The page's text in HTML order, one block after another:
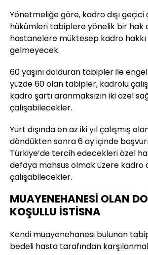
Yönetmeliğe göre, kadro dışı geçici
hükümleri tabiplere yönelik bir hak
hastanelere müktesep kadro hakkı
gelmeyecek.
60 yaşını dolduran tabipler ile
yüzde 60 olan tabipler, kadrolu
kadro şartı aranmaksızın iki özel
çalışabilecekler.
Yurt dışında en az iki yıl çalışmış
döndükten sonra 6 ay içinde
Türkiye’de tercih edecekleri özel
defaya mahsus olmak üzere kadro
çalışabilecekler.
MUAYENEHANESİ OLAN
KOŞULLU İSTİSNA
Kendi muayenehanesi bulunan
bedeli hasta tarafından